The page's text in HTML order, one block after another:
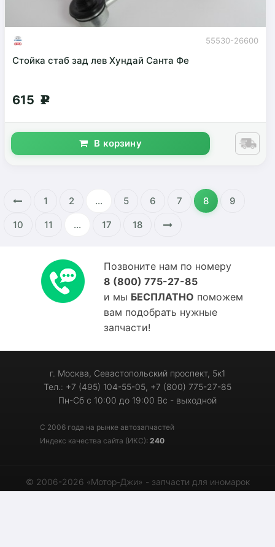
55530-26600
Стойка стаб зад лев Хундай Санта Фе
615 g
В корзину
1 2 ... 5 6 7 8 9
10 11 ... 17 18
Позвоните нам по номеру
8 (800) 775-27-85
и мы БЕСПЛАТНО поможем
вам подобрать нужные
запчасти!
г. Москва, Севастопольский проспект, 5к1
Тел.: +7 (495) 104-55-05, +7 (800) 775-27-85
Пн-Сб с 10:00 до 19:00 Вс - выходной
С 2006 года на рынке автозапчастей
Индекс качества сайта (ИКС): 240
© 2006-2026 «Мотор-Джи» - запчасти для иномарок